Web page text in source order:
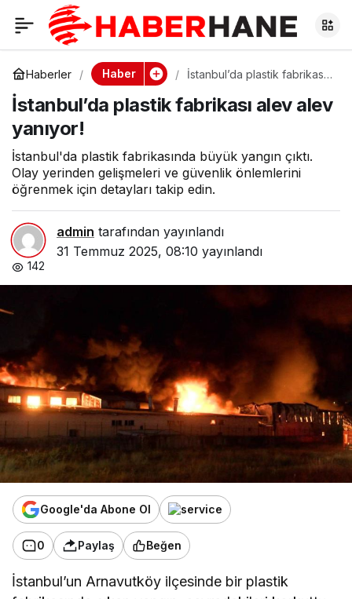
Haberler Haber
İstanbul’da plastik fabrikası
İstanbul’da plastik fabrikası alev alev
yanıyor!
İstanbul'da plastik fabrikasında büyük yangın çıktı.
Olay yerinden gelişmeleri ve güvenlik önlemlerini
öğrenmek için detayları takip edin.
admin tarafından yayınlandı
31 Temmuz 2025, 08:10 yayınlandı
142
Google'da Abone Ol
0 Paylaş Beğen
İstanbul’un Arnavutköy ilçesinde bir plastik
İstanbul’da plastik
fabrikası alev alev
yanıyor!